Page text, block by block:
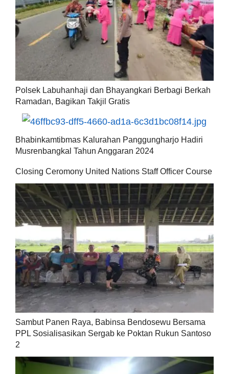
Polsek Labuhanhaji dan Bhayangkari Berbagi Berkah
Ramadan, Bagikan Takjil Gratis
Bhabinkamtibmas Kalurahan Panggungharjo Hadiri
Musrenbangkal Tahun Anggaran 2024
Closing Ceromony United Nations Staff Officer Course
Sambut Panen Raya, Babinsa Bendosewu Bersama
PPL Sosialisasikan Sergab ke Poktan Rukun Santoso
2